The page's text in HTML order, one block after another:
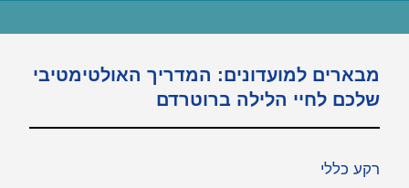
מבארים למועדונים: המדריך האולטימטיבי
שלכם לחיי הלילה ברוטרדם
רקע כללי